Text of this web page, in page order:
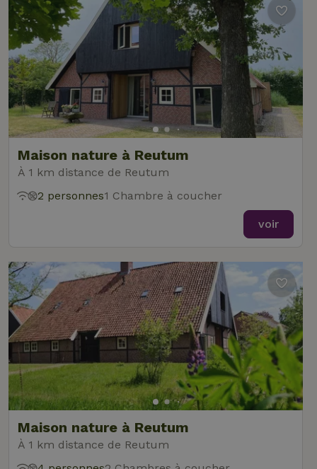
Maison nature à Reutum
À 1 km distance de Reutum
2 personnes1 Chambre à coucher
voir
Maison nature à Reutum
À 1 km distance de Reutum